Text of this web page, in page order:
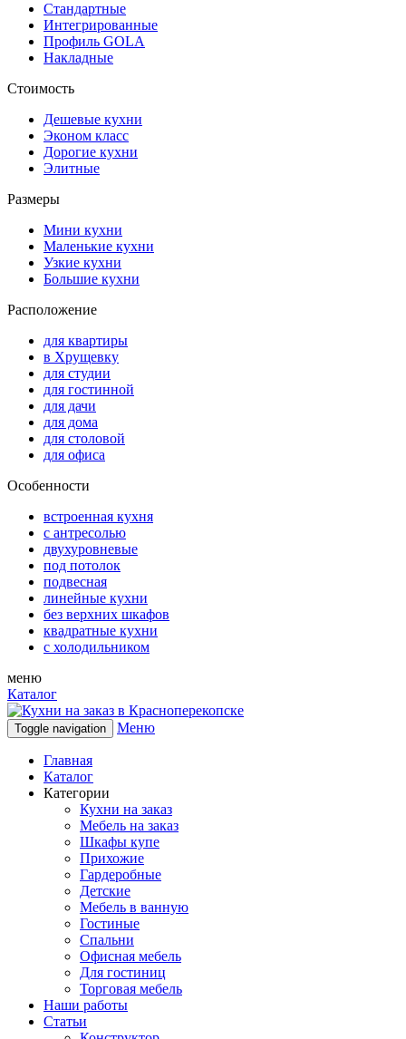
Стандартные
Интегрированные
Профиль GOLA
Накладные
Стоимость
Дешевые кухни
Эконом класс
Дорогие кухни
Элитные
Размеры
Мини кухни
Маленькие кухни
Узкие кухни
Большие кухни
Расположение
для квартиры
в Хрущевку
для студии
для гостинной
для дачи
для дома
для столовой
для офиса
Особенности
встроенная кухня
с антресолью
двухуровневые
под потолок
подвесная
линейные кухни
без верхних шкафов
квадратные кухни
с холодильником
меню
Каталог
Toggle navigation Меню
Главная
Каталог
Категории
Кухни на заказ
Мебель на заказ
Шкафы купе
Прихожие
Гардеробные
Детские
Мебель в ванную
Гостиные
Спальни
Офисная мебель
Для гостиниц
Торговая мебель
Наши работы
Статьи